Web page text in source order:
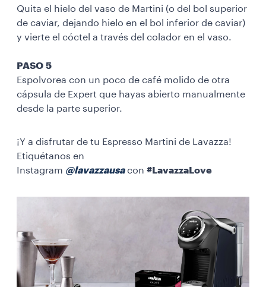
Quita el hielo del vaso de Martini (o del bol superior
de caviar, dejando hielo en el bol inferior de caviar)
y vierte el cóctel a través del colador en el vaso.
PASO 5
Espolvorea con un poco de café molido de otra
cápsula de Expert que hayas abierto manualmente
desde la parte superior.
¡Y a disfrutar de tu Espresso Martini de Lavazza!
Etiquétanos en
Instagram @lavazzausacon #LavazzaLove